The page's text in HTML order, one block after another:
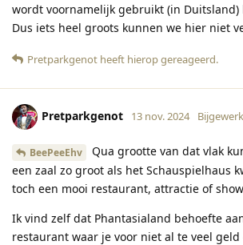
wordt voornamelijk gebruikt (in
Dus iets heel groots kunnen we hier niet
Pretparkgenot heeft hierop gereageerd.
Pretparkgenot 13 nov. 2024
BeePeeEhv
Qua grootte van dat vlak
een zaal zo groot als het Schauspielhaus
toch een mooi restaurant, attractie of
Ik vind zelf dat Phantasialand behoefte
restaurant waar je voor niet al te veel geld